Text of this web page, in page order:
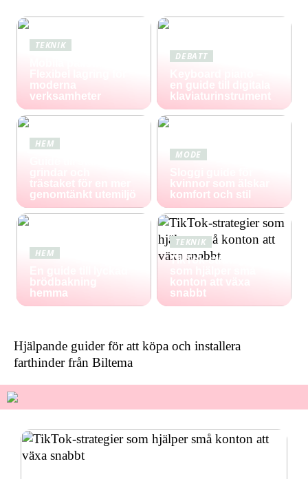
TEKNIK
moderna
verksamheter
DEBATT
en guide till digitala
klaviaturinstrument
HEM
trästaket för en mer
genomtänkt utemiljö
MODE
kvinnor som älskar
komfort och stil
HEM
brödbakning
hemma
TEKNIK
TikTok-strategier
konton att växa
snabbt
Hjälpande guider för att köpa och installera
farthinder från Biltema